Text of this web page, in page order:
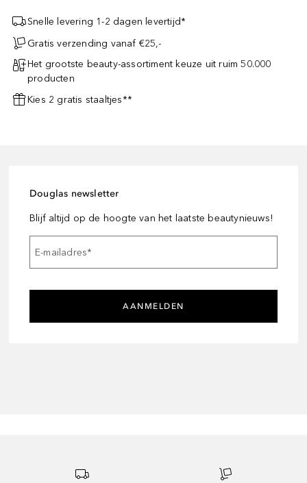
Snelle levering 1-2 dagen levertijd*
Gratis verzending vanaf €25,-
Het grootste beauty-assortiment keuze uit ruim 50.000
producten
Kies 2 gratis staaltjes**
Douglas newsletter
Blijf altijd op de hoogte van het laatste beautynieuws!
E-mailadres*
AANMELDEN